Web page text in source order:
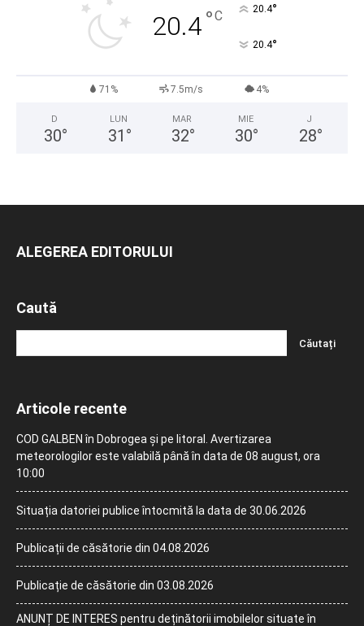
20.4°C 20.4°
20.4°
71% 7.5m/s 4%
D
30°
LUN
31 °
MAR
32°
MIE
30°
J
28°
ALEGEREA EDITORULUI
Caută
Articole recente
COD GALBEN în Dobrogea și pe litoral. Avertizarea
meteorologilor este valabilă până în data de 08 august, ora
10:00
Situația datoriei publice întocmită la data de 30.06.2026
Publicații de căsătorie din 04.08.2026
Publicație de căsătorie din 03.08.2026
ANUNȚ DE INTERES pentru deținătorii imobilelor situate în